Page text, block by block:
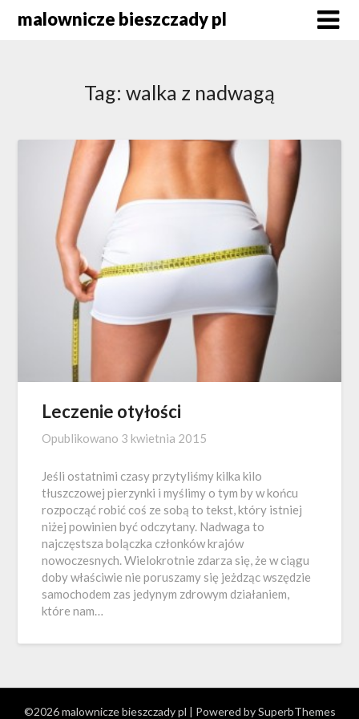
malownicze bieszczady pl
Tag: walka z nadwagą
Leczenie otyłości
Opublikowano 3 kwietnia 2015
Jeśli ostatnimi czasy przytyliśmy kilka kilo
tłuszczowej pierzynki i myślimy o tym by w końcu
rozpocząć robić coś ze sobą to tekst, który istniej
niżej powinien być odczytany. Nadwaga to
najczęstsza bolączka członków krajów
nowoczesnych. Wielokrotnie zdarza się, że w ciągu
doby właściwie nie poruszamy się jeżdząc wszędzie
samochodem zas jedynym zdrowym działaniem,
które nam…
©2026 malownicze bieszczady pl | Powered bySuperbThemes